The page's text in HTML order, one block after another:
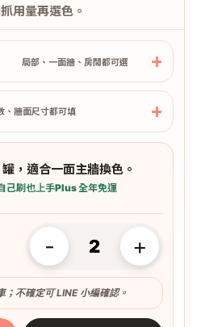
用量再選色。
局部、一面牆、房間都可選
、牆面尺寸都可填
，適合一面主牆換色。
己刷也上手Plus 全年免運
- +
；不確定可 LINE 小編確認。